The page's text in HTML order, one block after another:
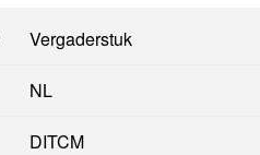
Vergaderstuk
NL
DITCM